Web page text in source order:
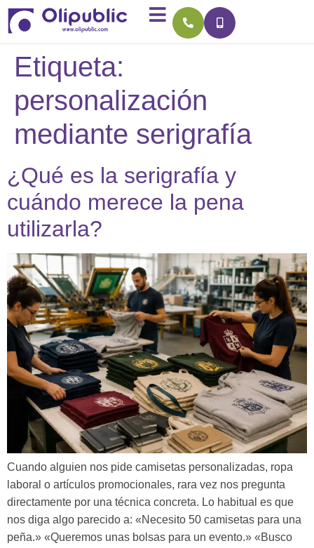
Etiqueta:
personalización
mediante serigrafía
¿Qué es la serigrafía y
cuándo merece la pena
utilizarla?
Cuando alguien nos pide camisetas personalizadas, ropa
laboral o artículos promocionales, rara vez nos pregunta
directamente por una técnica concreta. Lo habitual es que
nos diga algo parecido a: «Necesito 50 camisetas para una
peña.» «Queremos unas bolsas para un evento.» «Busco